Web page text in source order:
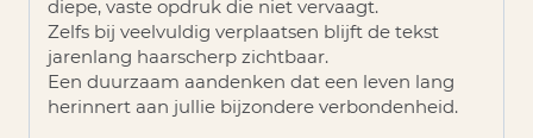
diepe, vaste opdruk die niet vervaagt.
Zelfs bij veelvuldig verplaatsen blijft de tekst
jarenlang haarscherp zichtbaar.
Een duurzaam aandenken dat een leven lang
herinnert aan jullie bijzondere verbondenheid.